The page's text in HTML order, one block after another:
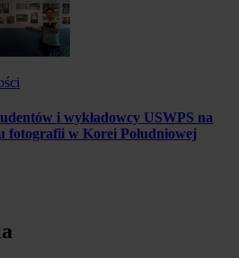
i wykładowcy USWPS na
fotografii w Korei Południowej